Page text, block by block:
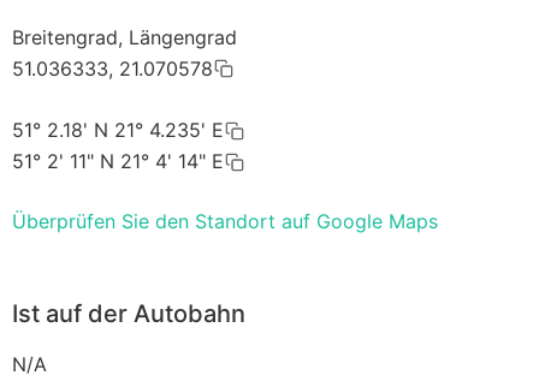
Breitengrad, Längengrad
51.036333, 21.070578
51° 2.18' N 21° 4.235' E
51° 2' 11" N 21° 4' 14" E
Überprüfen Sie den Standort auf Google Maps
Ist auf der Autobahn
N/A